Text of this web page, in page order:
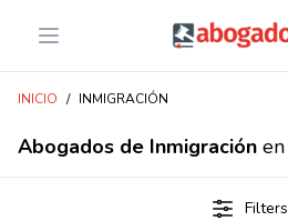
Open menu Abogadomall
INICIO / INMIGRACIÓN
Abogados de Inmigración en
Filters